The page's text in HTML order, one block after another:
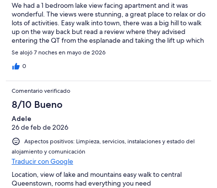
We had a 1 bedroom lake view facing apartment and it was
wonderful. The views were stunning, a great place to relax or do
lots of activities. Easy walk into town, there was a big hill to walk
up on the way back but read a review where they advised
entering the QT from the esplanade and taking the lift up which
comes out at street level of Highview apartments, made the
walk so much easier
Se alojó 7 noches en mayo de 2026
0
Comentario verificado
8/10 Bueno
Adele
26 de feb de 2026
Aspectos positivos: Limpieza, servicios, instalaciones y estado del
alojamiento y comunicación
Traducir con Google
Location, view of lake and mountains easy walk to central
Queenstown, rooms had everything you need